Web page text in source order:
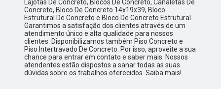
Lajotas De Concreto, Blocos De Concreto, Canaletas De
Concreto, Bloco De Concreto 14x19x39, Bloco
Estrutural De Concreto e Bloco De Concreto Estrutural.
Garantimos a satisfação dos clientes através de um
atendimento único e alta qualidade para nossos
clientes. Disponibilizamos também Piso Concreto e
Piso Intertravado De Concreto. Por isso, aproveite a sua
chance para entrar em contato e saber mais. Nossos
atendentes estão dispostos a sanar todas as suas
dúvidas sobre os trabalhos oferecidos. Saiba mais!